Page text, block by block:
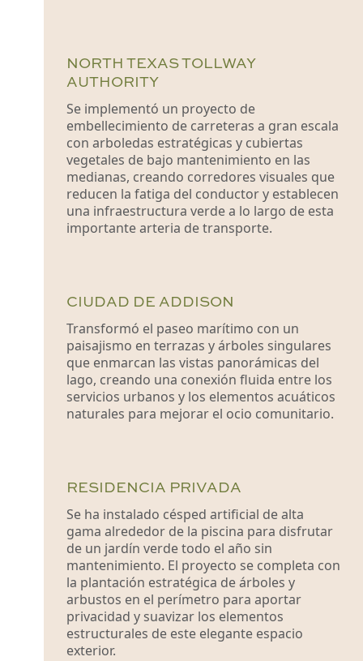
NORTH TEXAS TOLLWAY
AUTHORITY
Se implementó un proyecto de
embellecimiento de carreteras a gran escala
con arboledas estratégicas y cubiertas
vegetales de bajo mantenimiento en las
medianas, creando corredores visuales que
reducen la fatiga del conductor y establecen
una infraestructura verde a lo largo de esta
importante arteria de transporte.
CIUDAD DE ADDISON
Transformó el paseo marítimo con un
paisajismo en terrazas y árboles singulares
que enmarcan las vistas panorámicas del
lago, creando una conexión fluida entre los
servicios urbanos y los elementos acuáticos
naturales para mejorar el ocio comunitario.
RESIDENCIA PRIVADA
Se ha instalado césped artificial de alta
gama alrededor de la piscina para disfrutar
de un jardín verde todo el año sin
mantenimiento. El proyecto se completa con
la plantación estratégica de árboles y
arbustos en el perímetro para aportar
privacidad y suavizar los elementos
estructurales de este elegante espacio
exterior.